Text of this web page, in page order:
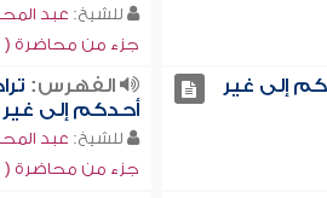
للشيخ: عبد
جزء من محاضرة (
إلى غير
الفهرس:
أحدكم إلى
للشيخ: عبد
جزء من محاضرة (